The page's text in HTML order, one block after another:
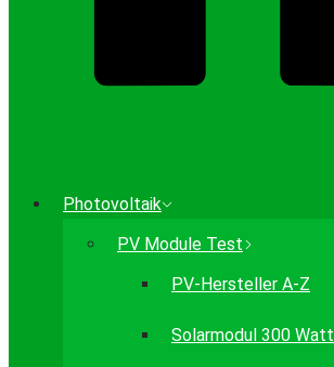
Photovoltaik
PV Module Test
PV-Hersteller A-Z
Solarmodul 300 Watt